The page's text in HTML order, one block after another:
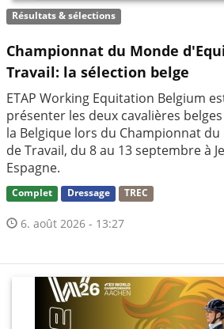
Résultats & sélections
Championnat du Monde
Travail: la sélection belge
ETAP Working Equitation Belgium
présenter les deux cavalières
la Belgique lors du Championnat du
de Travail, du 8 au 13 septembre à
Espagne.
Complet Dressage TREC
6. août 2026 - 13:27